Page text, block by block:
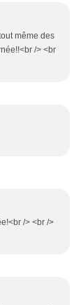
même des
/> <br
/> <br />